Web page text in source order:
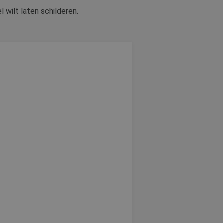
wilt laten schilderen.